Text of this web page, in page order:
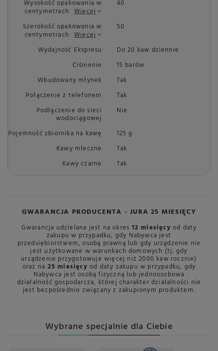
Wysokość opakowania w
centymetrach Więcej
40
Szerokość opakowania w
centymetrach Więcej
50
Wydajność Ekspresu
Do 20 kaw dziennie
Ciśnienie
15 barów
Wbudowany młynek
Tak
Połączenie z telefonem
Tak
Podłączenie do sieci
wodociągowej
Nie
Pojemność zbiornika na kawę
125 g
Kawy mleczne
Tak
Kawy czarne
Tak
GWARANCJA PRODUCENTA - JURA 25 MIESIĘCY
Gwarancja udzielana jest na okres 12 miesięcy od daty
zakupu w przypadku, gdy Nabywca jest
przedsiębiorstwem, osobą prawną lub gdy urządzenie nie
jest użytkowane w warunkach domowych (tj. gdy
urządzenie przygotowuje więcej niż 2000 kaw rocznie)
oraz na 25 miesięcy od daty zakupu w przypadku, gdy
Nabywca jest osobą fizyczną lub jednoosobowa
działalność gospodarcza, której charakter działalności nie
jest bezpośrednio związany z zakupionym produktem.
Wybrane specjalnie dla Ciebie